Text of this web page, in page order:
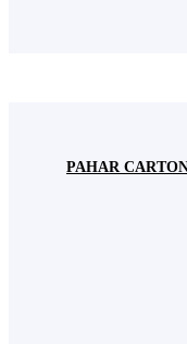
PAHAR